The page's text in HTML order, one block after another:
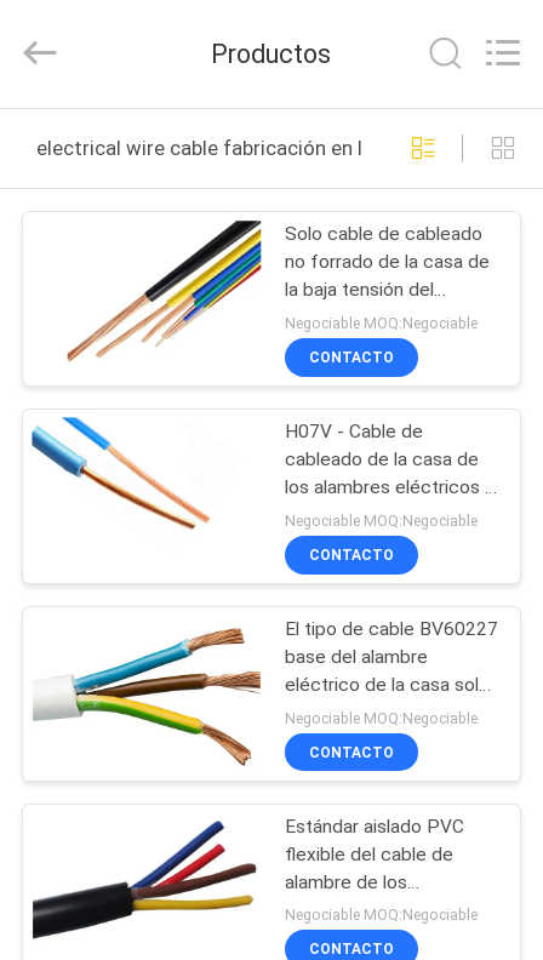
PRODUCTOS
SHOW
SOBRE
NOSOTROS
VISITA
FÁBRICA
CONTROL
CALIDAD
Cable
(Group)
All
Reserved.
Productos
electrical wire cable fabricación en línea
Solo cable de cableado
no forrado de la casa de
la baja tensión del
alambre del cable
eléctrico de la base
Negociable MOQ:Negociable
CONTACTO
H07V - Cable de
cableado de la casa de
los alambres eléctricos y
de los cables del
conductor de cobre
desnudo sólido de U
Negociable MOQ:Negociable
CONTACTO
El tipo de cable BV60227
base del alambre
eléctrico de la casa sola
para el aparato
cambia/los tableros de
distribución
Negociable MOQ:Negociable
CONTACTO
Estándar aislado PVC
flexible del cable de
alambre de los
corazones de la buena
calidad cuatro IEC60227
Negociable MOQ:Negociable
CONTACTO